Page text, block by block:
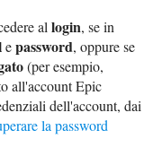
allogin, se in
epassword, oppure se
(per esempio,
all'account Epic
dell'account, dai
la password